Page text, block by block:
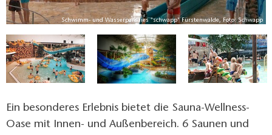
Schwimm- und Wasserparadies "schwapp" Fürstenwalde, Foto: Schwapp
Ein besonderes Erlebnis bietet die Sauna-Wellness-
Oase mit Innen- und Außenbereich. 6 Saunen und